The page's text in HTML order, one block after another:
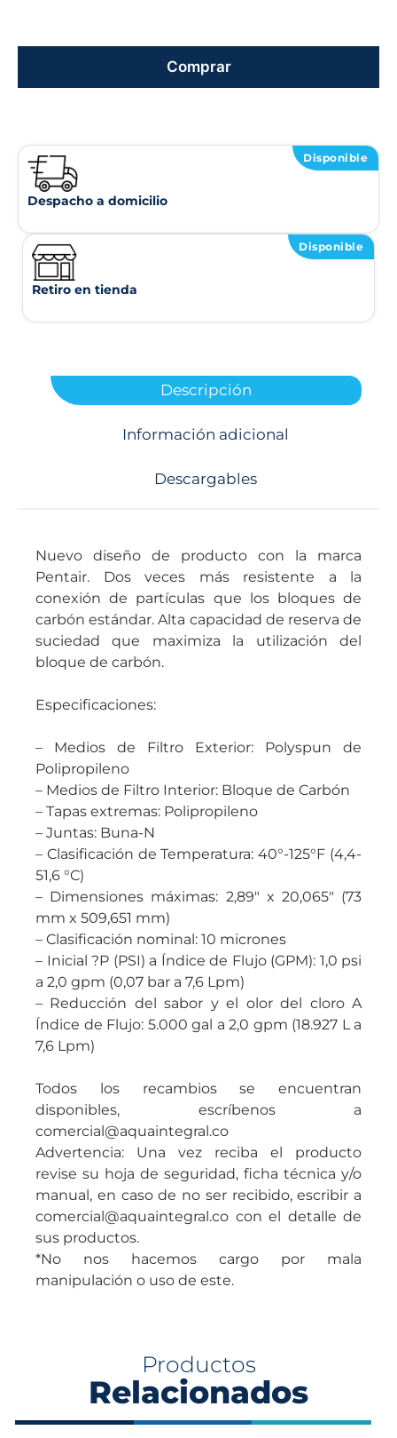
Comprar
Disponible
Despacho a domicilio
Disponible
Retiro en tienda
Descripción
Información adicional
Descargables
Nuevo diseño de producto con la marca
Pentair. Dos veces más resistente a la
conexión de partículas que los bloques de
carbón estándar. Alta capacidad de reserva de
suciedad que maximiza la utilización del
bloque de carbón.
Especificaciones:
– Medios de Filtro Exterior: Polyspun de
Polipropileno
– Medios de Filtro Interior: Bloque de Carbón
– Tapas extremas: Polipropileno
– Juntas: Buna-N
– Clasificación de Temperatura: 40°-125°F (4,4-
51,6 °C)
– Dimensiones máximas: 2,89″ x 20,065″ (73
mm x 509,651 mm)
– Clasificación nominal: 10 micrones
– Inicial ?P (PSI) a Índice de Flujo (GPM): 1,0 psi
a 2,0 gpm (0,07 bar a 7,6 Lpm)
– Reducción del sabor y el olor del cloro A
Índice de Flujo: 5.000 gal a 2,0 gpm (18.927 L a
7,6 Lpm)
Todos los recambios se encuentran
disponibles, escríbenos a
comercial@aquaintegral.co
Advertencia: Una vez reciba el producto
revise su hoja de seguridad, ficha técnica y/o
manual, en caso de no ser recibido, escribir a
comercial@aquaintegral.co con el detalle de
sus productos.
*No nos hacemos cargo por mala
manipulación o uso de este.
Productos
Relacionados